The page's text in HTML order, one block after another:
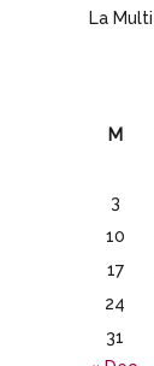
La
M
3
10
17
24
31